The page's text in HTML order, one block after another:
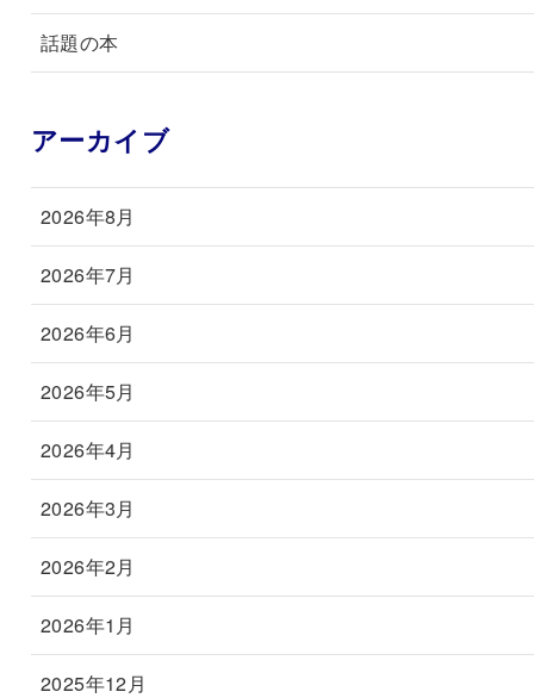
話題の本
アーカイブ
2026年8月
2026年7月
2026年6月
2026年5月
2026年4月
2026年3月
2026年2月
2026年1月
2025年12月